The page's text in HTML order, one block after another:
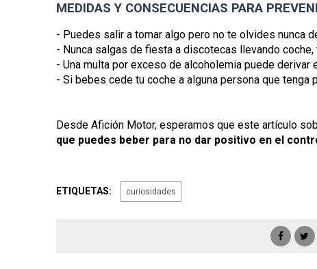
MEDIDAS Y CONSECUENCIAS PARA
- Puedes salir a tomar algo pero no te olvides nunca
- Nunca salgas de fiesta a discotecas llevando
- Una multa por exceso de alcoholemia puede derivar
- Si bebes cede tu coche a alguna persona que tenga
Desde Afición Motor, esperamos que este artículo
que puedes beber para no dar positivo en el
ETIQUETAS: curiosidades